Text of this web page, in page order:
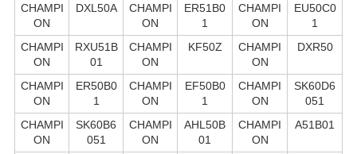
CHAMPI
ON
DXL50A
CHAMPI
ON
ER51B0
1
CHAMPI
ON
EU50C0
1
CHAMPI
ON
RXU51B
01
CHAMPI
ON
KF50Z
CHAMPI
ON
DXR50
CHAMPI
ON
ER50B0
1
CHAMPI
ON
EF50B0
1
CHAMPI
ON
SK60D6
051
CHAMPI
ON
SK60B6
051
CHAMPI
ON
AHL50B
01
CHAMPI
ON
A51B01